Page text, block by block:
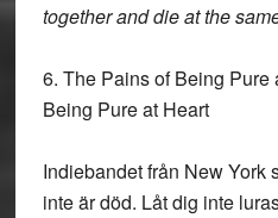
together and die at the
6. The Pains of Being Pure
Being Pure at Heart
Indiebandet från New York
inte är död. Låt dig inte